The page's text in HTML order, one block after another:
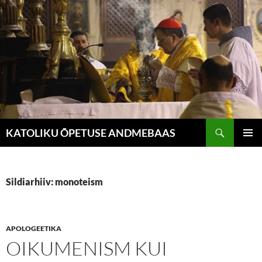
Liigu
sisu
juurde
KATOLIKU ÕPETUSE ANDMEBAAS
Sildiarhiiv: monoteism
APOLOGEETIKA
OIKUMENISM KUI